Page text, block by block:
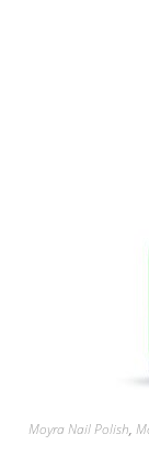
Moyra Nail Polish,